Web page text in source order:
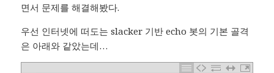
면서 문제를 해결해봤다.
우선 인터넷에 떠도는 slacker 기반 echo 봇의 기본 골격
은 아래와 같았는데…